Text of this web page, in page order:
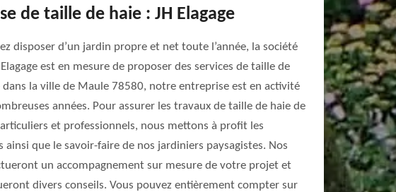
de taille de haie : JH Elagage
disposer d’un jardin propre et net toute l’année, la société
Elagage est en mesure de proposer des services de taille de
dans la ville de Maule 78580, notre entreprise est en activité
années. Pour assurer les travaux de taille de haie de
et professionnels, nous mettons à profit les
ainsi que le savoir-faire de nos jardiniers paysagistes. Nos
un accompagnement sur mesure de votre projet et
divers conseils. Vous pouvez entièrement compter sur